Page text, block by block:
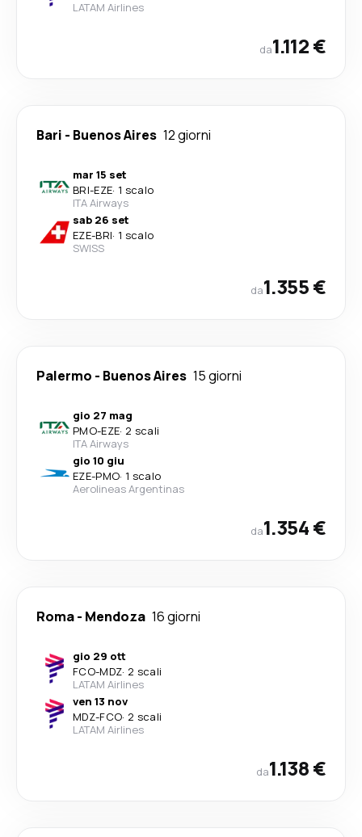
LATAM Airlines
da1.112 €
Bari - Buenos Aires 12 giorni
mar 15 set
BRI-EZE· 1 scalo
ITA Airways
sab 26 set
EZE-BRI· 1 scalo
SWISS
da1.355 €
Palermo - Buenos Aires 15 giorni
gio 27 mag
PMO-EZE· 2 scali
ITA Airways
gio 10 giu
EZE-PMO· 1 scalo
Aerolineas Argentinas
da1.354 €
Roma- Mendoza 16 giorni
gio 29 ott
FCO-MDZ· 2 scali
LATAM Airlines
ven 13 nov
MDZ-FCO· 2 scali
LATAM Airlines
da1.138 €